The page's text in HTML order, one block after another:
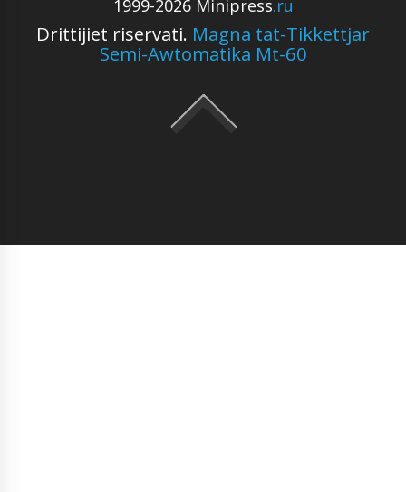
1999-2026 Minipress.ru
Drittijiet riservati. Magna tat-Tikkettjar
Semi-Awtomatika Mt-60